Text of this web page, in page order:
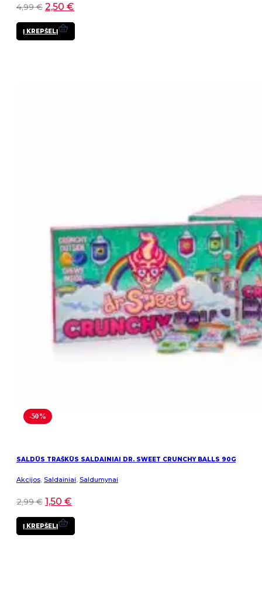
4,99€ 2,50 €
Į KREPŠELĮ
-50%
SALDŪS TRAŠKŪS SALDAINIAI DR. SWEET CRUNCHY BALLS 90G
Akcijos Saldainiai Saldumynai
2,99€ 1,50 €
Į KREPŠELĮ